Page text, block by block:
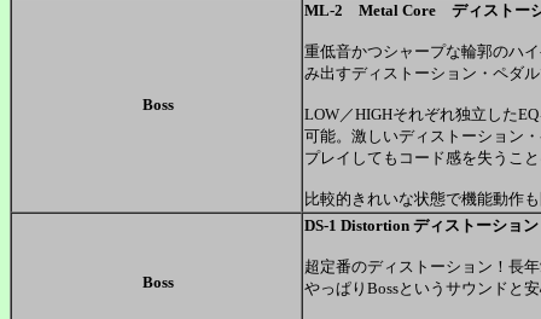
Boss
ML-2 Metal Core ディストー
重低音かつシャープな輪郭のハ
み出すディストーション・ペダ
LOW／HIGHそれぞれ独立した
可能。激しいディストーション
プレイしてもコード感を失うこ
比較的きれいな状態で機能動作
Boss
DS-1 Distortion ディストーショ
超定番のディストーション！長
やっぱりBossというサウンドと